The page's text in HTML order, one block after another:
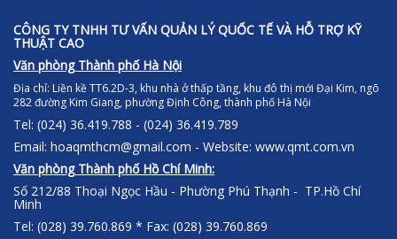
CÔNG TY TNHH TƯ VẤN QUẢN LÝ QUỐC TẾ VÀ HỖ TRỢ KỸ
THUẬT CAO
Văn phòng Thành phố Hà Nội
Địa chỉ: Liền kề TT6.2D-3, khu nhà ở thấp tầng, khu đô thị mới Đại Kim, ngõ
282 đường Kim Giang, phường Định Công, thành phố Hà Nội
Tel: (024) 36.419.788 - (024) 36.419.789
Email: hoaqmthcm@gmail.com - Website: www.qmt.com.vn
Văn phòng Thành phố Hồ Chí Minh:
Số 212/88 Thoại Ngọc Hầu - Phường Phú Thạnh - TP.Hồ Chí
Minh
Tel: (028) 39.760.869 * Fax: (028) 39.760.869